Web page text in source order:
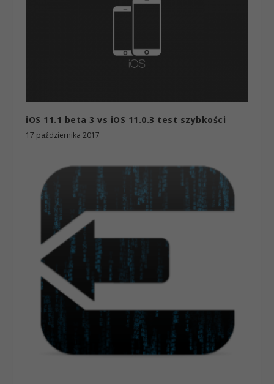
iOS 11.1 beta 3 vs iOS 11.0.3 test szybkości
17 października 2017